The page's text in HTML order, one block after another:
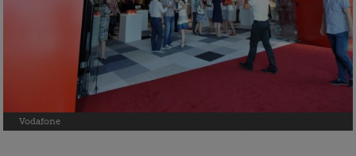
Vodafone